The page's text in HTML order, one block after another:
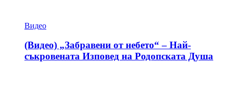
Видео
(Видео) „Забравени от небето“ – Най-
съкровената Изповед на Родопската Душа